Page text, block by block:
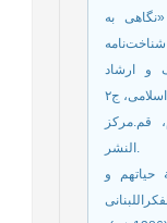
(۱۳۸۷ش.)، «نگاهی به
و ارشاد
الايام، قم.مركز
النشر.
الشیعة حیاتهم و